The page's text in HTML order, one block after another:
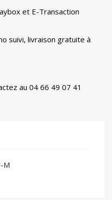
et E-Transaction
suivi, livraison gratuite à
au 04 66 49 07 41
M